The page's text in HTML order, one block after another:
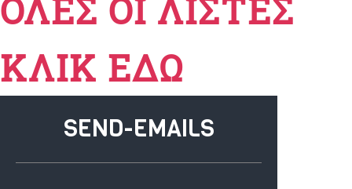
ΟΛΕΣ ΟΙ ΛΙΣΤΕΣ
ΚΛΙΚ ΕΔΩ
SEND-EMAILS